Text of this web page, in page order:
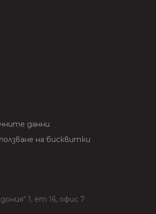
данни
на бисквитки
1, ет 16, офис 7